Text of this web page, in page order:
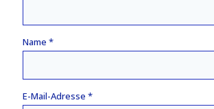
Name *
E-Mail-Adresse *